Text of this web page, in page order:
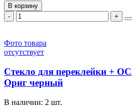
В корзину
-
+
Фото товара
отсутствует
Стекло для переклейки +
Ориг черный
В наличии: 2 шт.